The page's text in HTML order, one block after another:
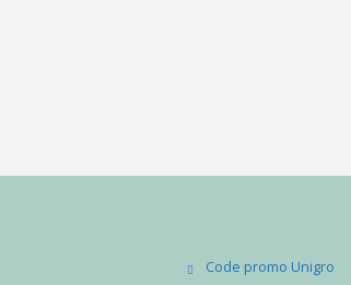
Code promo Unigro